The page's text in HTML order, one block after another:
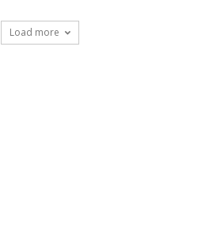
Load more